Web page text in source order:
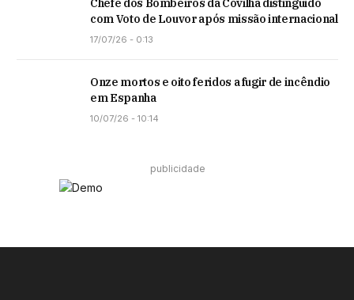
Chefe dos Bombeiros da Covilhã distinguido
com Voto de Louvor após missão internacional
17/07/26 - 0:13
Onze mortos e oito feridos a fugir de incêndio
em Espanha
10/07/26 - 10:14
publicidade